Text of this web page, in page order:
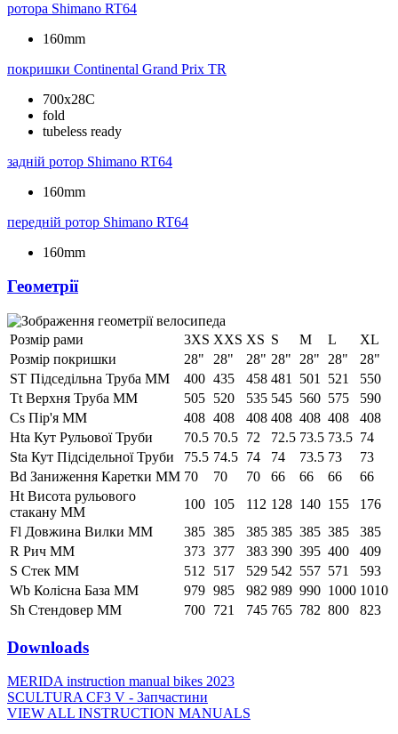
ротора Shimano RT64
160mm
покришки Continental Grand Prix TR
700x28C
fold
tubeless ready
задній ротор Shimano RT64
160mm
передній ротор Shimano RT64
160mm
Геометрії
Розмір рами 3XS XXS XS S M L
XL
Розмір покришки
28" 28" 28" 28" 28" 28"
28"
ST Підседільна Труба ММ
400 435 458 481 501 521
550
Tt Верхня Труба ММ
505 520 535 545 560 575
590
Cs Пір'я ММ
408 408 408 408 408 408
408
Hta Кут Рульової Труби
70.5 70.5 72 72.5 73.5 73.5 74
Sta Кут Підсідельної Труби
75.5 74.5 74 74 73.5 73
73
Bd Заниження Каретки ММ 70 70 70 66 66 66
66
Ht Висота рульового
стакану ММ
100 105 112 128 140 155
176
Fl Довжина Вилки ММ
385 385 385 385 385 385
385
R Рич ММ
373 377 383 390 395 400
409
S Стек ММ
512 517 529 542 557 571
593
Wb Колісна База ММ
979 985 982 989 990 1000 1010
Sh Стендовер ММ
700 721 745 765 782 800 823
Downloads
MERIDA instruction manual bikes 2023
SCULTURA CF3 V - Запчастини
VIEW ALL INSTRUCTION MANUALS